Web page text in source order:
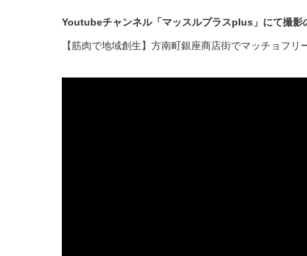
Youtubeチャンネル「マッスルプラスplus」にて撮影
【筋肉で地域創生】方南町銀座商店街でマッチョフ